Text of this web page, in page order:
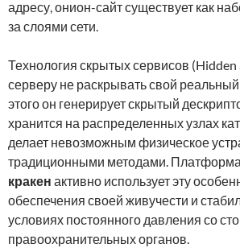
адресу, онион-сайт существует как
за слоями сети.
Технология скрытых сервисов (Hidden
серверу не раскрывать свой
этого он генерирует скрытый
хранится на распределенных узлах
делает невозможным физическое
традиционными методами. Платформа
кракен активно использует эту
обеспечения своей живучести и
условиях постоянного давления со
правоохранительных органов.